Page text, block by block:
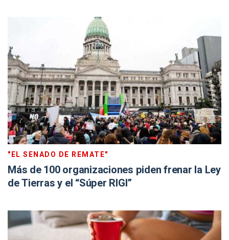
"EL SENADO DE REMATE"
Más de 100 organizaciones piden frenar la Ley
de Tierras y el “Súper RIGI”